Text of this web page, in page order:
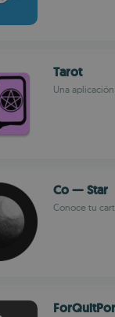
Tarot
Una
Co — Star
Conoce tu